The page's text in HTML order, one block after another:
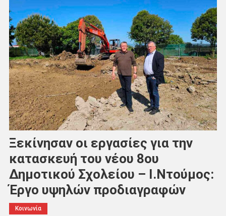
Ξεκίνησαν οι εργασίες για την
κατασκευή του νέου 8ου
Δημοτικού Σχολείου – Ι.Ντούμος:
Έργο υψηλών προδιαγραφών
Κοινωνία